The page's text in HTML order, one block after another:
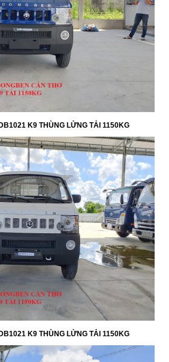
K9 THÙNG LỬNG TẢI 1150KG
K9 THÙNG LỬNG TẢI 1150KG